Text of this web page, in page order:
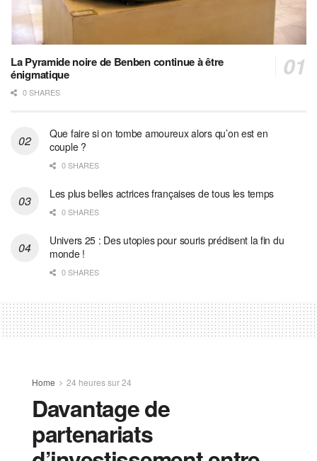
La Pyramide noire de Benben continue à être
énigmatique
0 SHARES
Que faire si on tombe amoureux alors qu’on est en
couple ?
0 SHARES
Les plus belles actrices françaises de tous les temps
0 SHARES
Univers 25 : Des utopies pour souris prédisent la fin du
monde !
0 SHARES
Home 24 heures sur 24
Davantage de
partenariats